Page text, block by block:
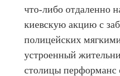
что-либо отдаленно
киевскую акцию с
полицейских
устроенный
столицы перформанс